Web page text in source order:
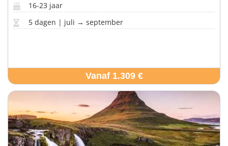
16-23 jaar
5 dagen | juli → september
Vanaf 1.309 €